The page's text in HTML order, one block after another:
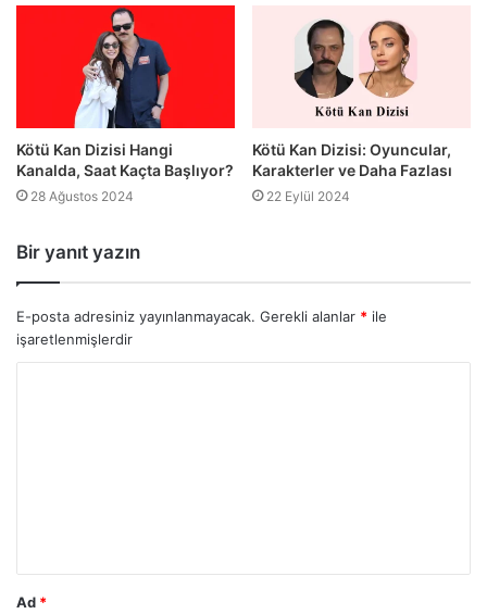
Kötü Kan Dizisi Hangi
Kanalda, Saat Kaçta Başlıyor?
28 Ağustos 2024
Kötü Kan Dizisi: Oyuncular,
Karakterler ve Daha Fazlası
22 Eylül 2024
Bir yanıt yazın
E-posta adresiniz yayınlanmayacak. Gerekli alanlar * ile
işaretlenmişlerdir
Ad *